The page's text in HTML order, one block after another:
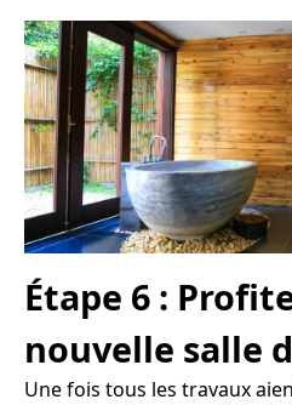
Étape 6 :
nouvelle salle
Une fois tous les travaux